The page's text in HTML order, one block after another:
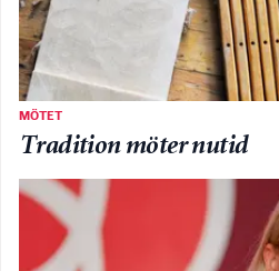
MÖTET
Tradition möter nutid